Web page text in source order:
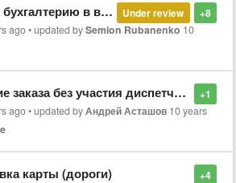
+8
Under review
в версии 1.19.2.225
ago•updated bySemion Rubanenko 10
+1
без участия диспетчера
ago•updated byАндрей Асташов 10 years
+4
карты (дороги)